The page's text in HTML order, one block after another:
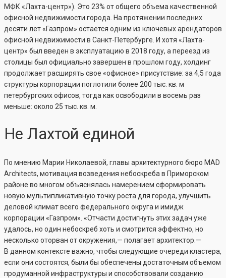
МФК «Лахта-центр»). Это 23% от общего объема качественной
офисной недвижимости города. На протяжении последних
десяти лет «Газпром» остается одним из ключевых арендаторов
офисной недвижимости в Санкт-Петербурге. И хотя «Лахта-
центр» был введен в эксплуатацию в 2018 году, а переезд из
столицы был официально завершен в прошлом году, холдинг
продолжает расширять свое «офисное» присутствие: за 4,5 года
структуры корпорации поглотили более 200 тыс. кв. м
петербургских офисов, тогда как освободили в восемь раз
меньше: около 25 тыс. кв. м.
Не Лахтой единой
По мнению Марии Николаевой, главы архитектурного бюро MAD
Architects, мотивация возведения небоскреба в Приморском
районе во многом объяснялась намерением сформировать
новую мультипликативную точку роста для города, улучшить
деловой климат всего федерального округа и имидж
корпорации «Газпром». «Отчасти достигнуть этих задач уже
удалось, но один небоскреб хоть и смотрится эффектно, но
несколько оторван от окружения,— полагает архитектор.—
В данном контексте важно, чтобы следующие очереди кластера,
если они состоятся, были бы обеспечены достаточным объемом
продуманной инфраструктуры и способствовали созданию